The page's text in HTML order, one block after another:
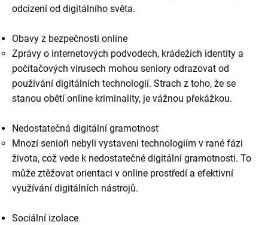
odcizení od digitálního světa.
Obavy z bezpečnosti online
Zprávy o internetových podvodech, krádežích identity a
počítačových virusech mohou seniory odrazovat od
používání digitálních technologií. Strach z toho, že se
stanou obětí online kriminality, je vážnou překážkou.
Nedostatečná digitální gramotnost
Mnozí senioři nebyli vystaveni technologiím v rané fázi
života, což vede k nedostatečné digitální gramotnosti. To
může ztěžovat orientaci v online prostředí a efektivní
využívání digitálních nástrojů.
Sociální izolace